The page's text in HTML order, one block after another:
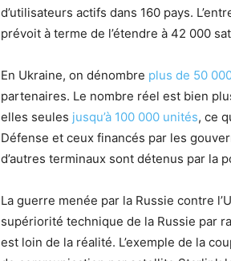
d’utilisateurs actifs dans 160 pays.
prévoit à terme de l’étendre à 42 000
En Ukraine, on dénombre plus de 50
partenaires. Le nombre réel est bien
elles seules jusqu’à 100 000 unités, ce
Défense et ceux financés par les
d’autres terminaux sont détenus par la
La guerre menée par la Russie contre
supériorité technique de la Russie par
est loin de la réalité. L’exemple de la